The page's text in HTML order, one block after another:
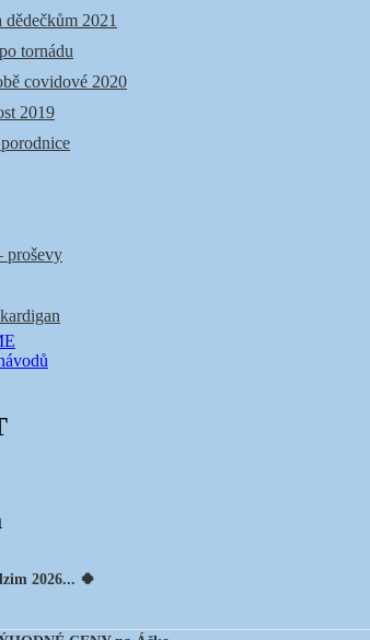
2021
tornádu
covidové 2020
2019
proševy
2026... 🍀